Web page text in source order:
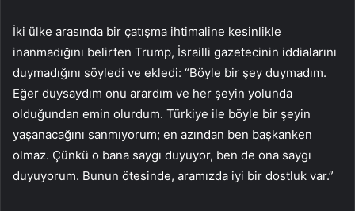
İki ülke arasında bir çatışma ihtimaline kesinlikle
inanmadığını belirten Trump, İsrailli gazetecinin iddialarını
duymadığını söyledi ve ekledi: “Böyle bir şey duymadım.
Eğer duysaydım onu arardım ve her şeyin yolunda
olduğundan emin olurdum. Türkiye ile böyle bir şeyin
yaşanacağını sanmıyorum; en azından ben başkanken
olmaz. Çünkü o bana saygı duyuyor, ben de ona saygı
duyuyorum. Bunun ötesinde, aramızda iyi bir dostluk var.”